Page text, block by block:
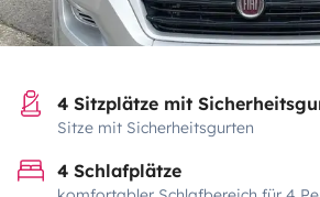
4 Sitzplätze mit
Sitze mit Sicherheitsgurten
4 Schlafplätze